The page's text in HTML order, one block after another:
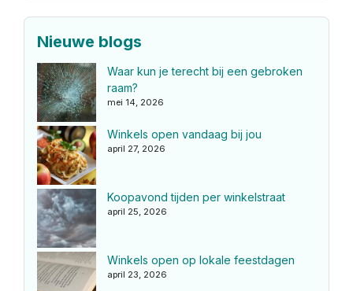
Nieuwe blogs
Waar kun je terecht bij een gebroken
raam?
mei 14, 2026
Winkels open vandaag bij jou
april 27, 2026
Koopavond tijden per winkelstraat
april 25, 2026
Winkels open op lokale feestdagen
april 23, 2026